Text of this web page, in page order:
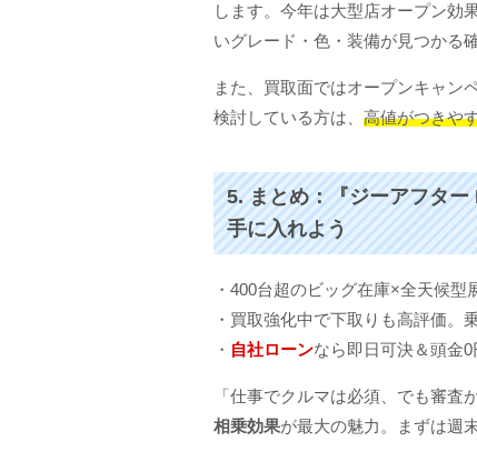
します。今年は大型店オープン効
いグレード・色・装備が見つかる
また、買取面ではオープンキャン
検討している方は、 高値がつきや
5. まとめ：『ジーアフタ
手に入れよう
・400台超のビッグ在庫×全天候
・買取強化中で下取りも高評価。
・ 自社ローンなら即日可決＆頭金
「仕事でクルマは必須、でも審査
相乗効果が最大の魅力。まずは週